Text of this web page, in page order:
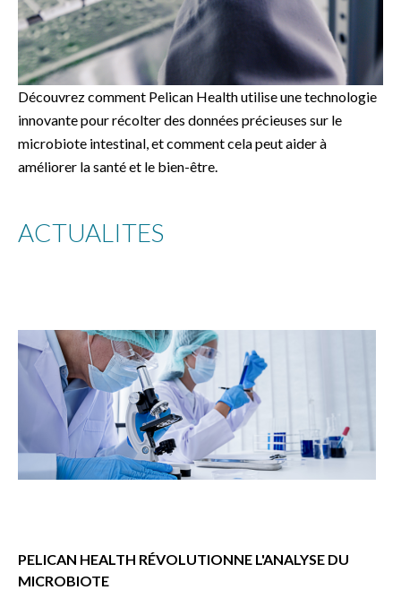
Découvrez comment Pelican Health utilise une technologie
innovante pour récolter des données précieuses sur le
microbiote intestinal, et comment cela peut aider à
améliorer la santé et le bien-être.
ACTUALITES
PELICAN HEALTH RÉVOLUTIONNE L'ANALYSE DU
MICROBIOTE